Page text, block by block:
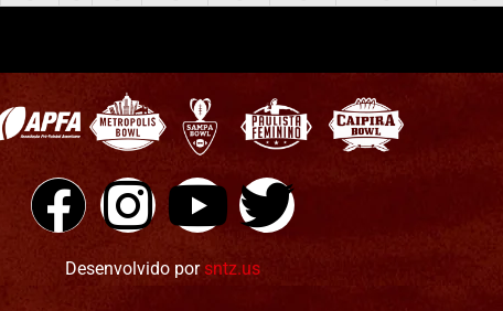
Desenvolvido por sntz.us